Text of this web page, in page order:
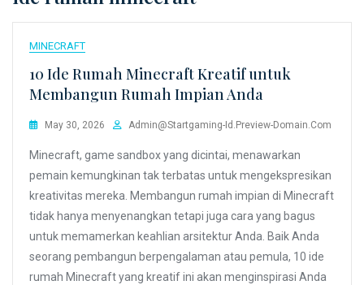
MINECRAFT
10 Ide Rumah Minecraft Kreatif untuk
Membangun Rumah Impian Anda
May 30, 2026 Admin@startgaming-Id.preview-Domain.com
Minecraft, game sandbox yang dicintai, menawarkan
pemain kemungkinan tak terbatas untuk mengekspresikan
kreativitas mereka. Membangun rumah impian di Minecraft
tidak hanya menyenangkan tetapi juga cara yang bagus
untuk memamerkan keahlian arsitektur Anda. Baik Anda
seorang pembangun berpengalaman atau pemula, 10 ide
rumah Minecraft yang kreatif ini akan menginspirasi Anda